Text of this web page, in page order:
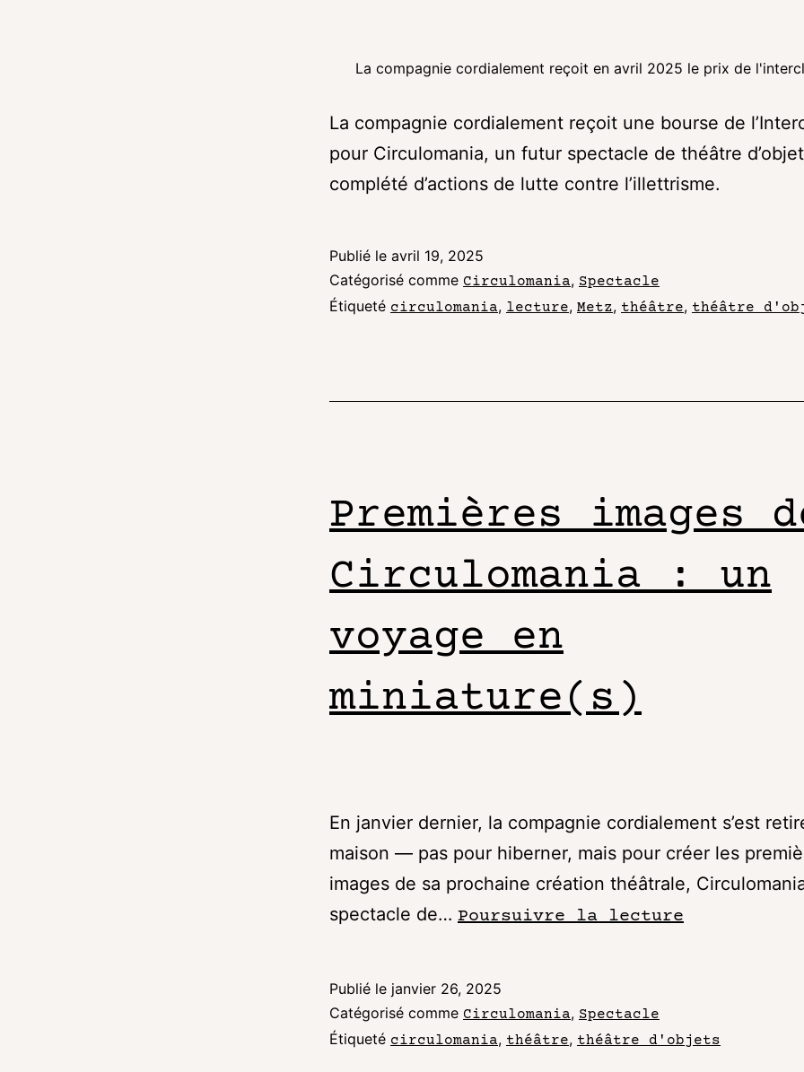
La compagnie cordialement reçoit en avril 2025 le prix de
La compagnie cordialement reçoit une bourse de
pour Circulomania, un futur spectacle de théâtre
complété d’actions de lutte contre l’illettrisme.
Publié le avril 19, 2025
Catégorisé comme Circulomania, Spectacle
Étiqueté circulomania, lecture, Metz, théâtre, théâtre
Premières images
Circulomania : un
voyage en
miniature(s)
En janvier dernier, la compagnie cordialement s’est
maison — pas pour hiberner, mais pour créer les
images de sa prochaine création théâtrale,
spectacle de… Poursuivre la lecture
Publié le janvier 26, 2025
Catégorisé comme Circulomania, Spectacle
Étiqueté circulomania, théâtre, théâtre d'objets